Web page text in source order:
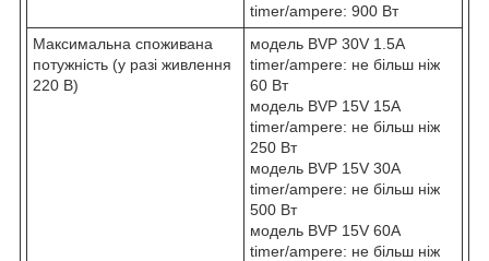
timer/ampere: 900 Вт
Максимальна споживана
потужність (у разі живлення
220 В)
модель BVP 30V 1.5A
timer/ampere: не більш ніж
60 Вт
модель BVP 15V 15A
timer/ampere: не більш ніж
250 Вт
модель BVP 15V 30A
timer/ampere: не більш ніж
500 Вт
модель BVP 15V 60A
timer/ampere: не більш ніж